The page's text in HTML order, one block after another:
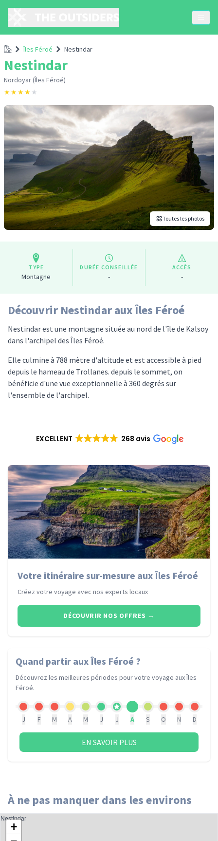
AccueilÎles Féroé Nestindar
Nestindar
Nordoyar (Îles Féroé)
★★★★ ★
Toutes les photos
TYPE
Montagne
DURÉE CONSEILLÉE
-
ACCÈS
-
Découvrir Nestindar aux Îles Féroé
Nestindar est une montagne située au nord de l'île de Kalsoy
dans l'archipel des Îles Féroé.
Elle culmine à 788 mètre d'altitude et est accessible à pied
depuis le hameau de Trollanes. depuis le sommet, on
bénéficie d'une vue exceptionnelle à 360 degrés sur
l'ensemble de l'archipel.
EXCELLENT 268 avis
Votre itinéraire sur-mesure aux Îles Féroé
Créez votre voyage avec nos experts locaux
DÉCOUVRIR NOS OFFRES →
Quand partir aux Îles Féroé ?
Découvrez les meilleures périodes pour votre voyage aux Îles
Féroé.
J F M A M J J A S O N D
EN SAVOIR PLUS
À ne pas manquer dans les environs
+
Nestindar